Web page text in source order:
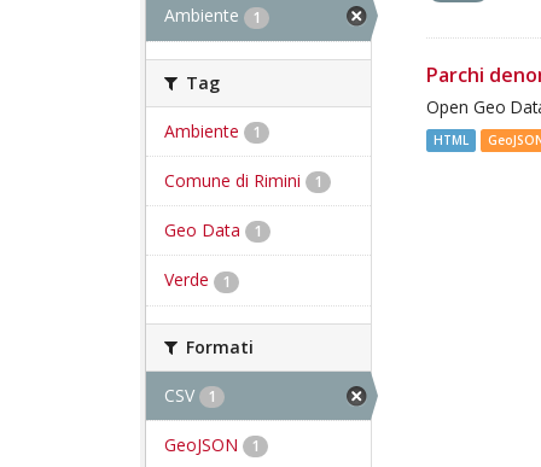
Ambiente 1
Tag
Ambiente 1
Comune di Rimini 1
Geo Data 1
Verde 1
Formati
CSV 1
GeoJSON 1
Parchi
Open Geo
HTML